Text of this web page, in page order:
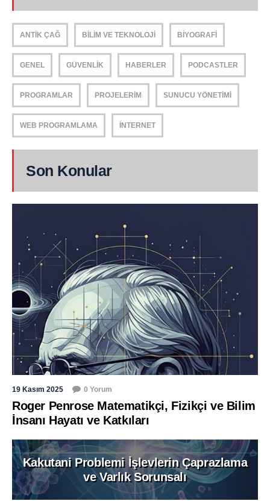
ANTIK ÇAĞ BILIM VE TEKNOLOJI BIYOGRAFI
GENEL GÜVENLIK HABERLER PODCASTLER
PROGRAMLAR PROJELERIM SUNUCU YÖNETIMI
WEB PROGRAMLAMA İNTERNET
Son Konular
19 Kasım 2025 0 Yorum
Roger Penrose Matematikçi, Fizikçi ve Bilim
İnsanı Hayatı ve Katkıları
Kakutani Problemi İşlevlerin Çaprazlama
ve Varlık Sorunsalı